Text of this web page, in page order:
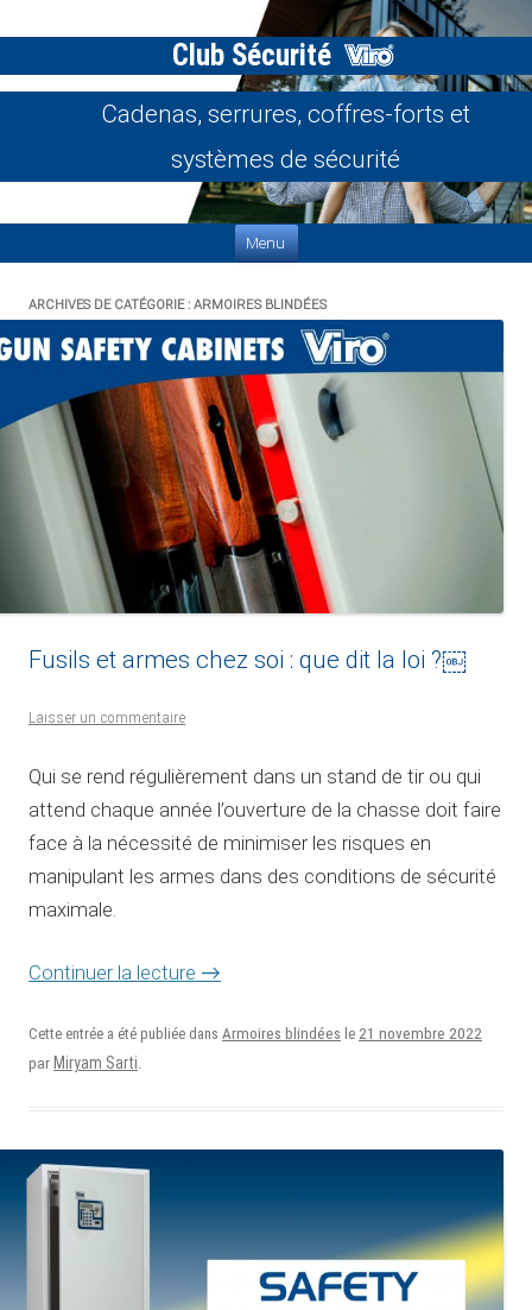
Club Sécurité
Cadenas, serrures, coffres-forts et
systèmes de sécurité
Menu
ARCHIVES DE CATÉGORIE : ARMOIRES BLINDÉES
Fusils et armes chez soi : que dit la loi ?￼
Laisser un commentaire
Qui se rend régulièrement dans un stand de tir ou qui
attend chaque année l’ouverture de la chasse doit faire
face à la nécessité de minimiser les risques en
manipulant les armes dans des conditions de sécurité
maximale.
Continuer la lecture →
Cette entrée a été publiée dans Armoires blindées le 21 novembre 2022
par Miryam Sarti.